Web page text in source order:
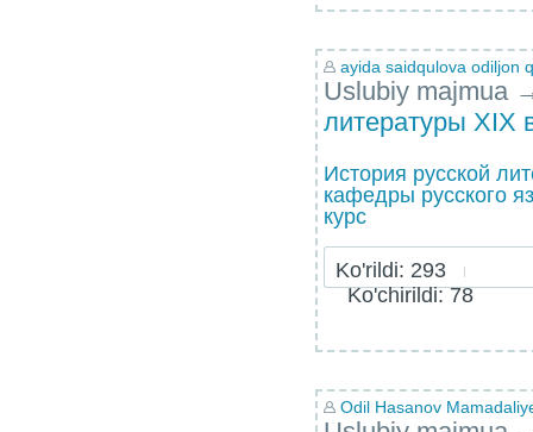
ayida saidqulova odiljon
Uslubiy majmua
литературы XIX
История русской
кафедры русского
курс
Ko'rildi: 293
Ko'chirildi: 78
Odil Hasanov